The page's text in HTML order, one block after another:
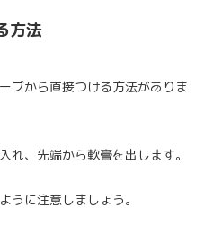
方法
ブから直接つける方法がありま
れ、先端から軟膏を出します。
うに注意しましょう。